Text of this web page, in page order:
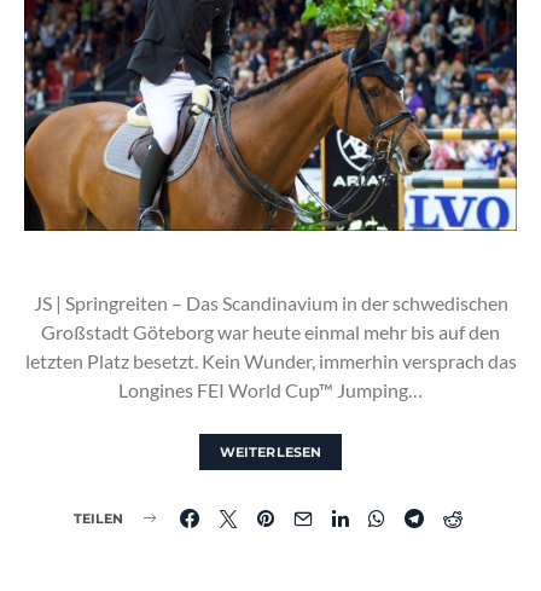
JS | Springreiten – Das Scandinavium in der schwedischen
Großstadt Göteborg war heute einmal mehr bis auf den
letzten Platz besetzt. Kein Wunder, immerhin versprach das
Longines FEI World Cup™ Jumping…
WEITERLESEN
TEILEN